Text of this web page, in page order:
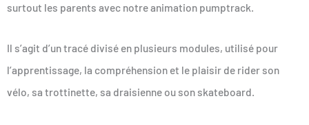
surtout les parents avec notre animation pumptrack.
Il s’agit d’un tracé divisé en plusieurs modules, utilisé pour
l’apprentissage, la compréhension et le plaisir de rider son
vélo, sa trottinette, sa draisienne ou son skateboard.